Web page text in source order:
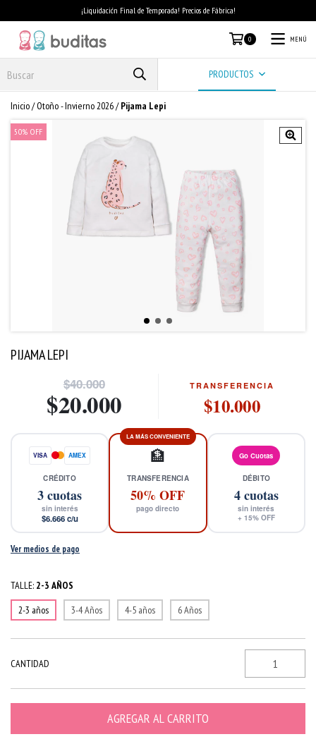
¡Liquidación Final de Temporada! Precios de Fábrica!
0 MENÚ
PRODUCTOS
Inicio/ Otoño - Invierno 2026/ Pijama Lepi
50% OFF
PIJAMA LEPI
$40.000
$20.000
TRANSFERENCIA
$10.000
VISA AMEX
CRÉDITO
3cuotas
sin interés
$6.666c/u
LA MÁS CONVENIENTE
🏦
TRANSFERENCIA
50% OFF
pago directo
Go Cuotas
DÉBITO
4cuotas
sin interés
+ 15% OFF
Ver medios de pago
TALLE: 2-3 AÑOS
2-3 años
3-4 Años 4-5 años 6 Años
CANTIDAD